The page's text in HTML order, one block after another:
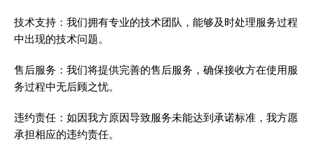
技术支持：我们拥有专业的技术团队，能够及时处理服务过程
中出现的技术问题。
售后服务：我们将提供完善的售后服务，确保接收方在使用服
务过程中无后顾之忧。
违约责任：如因我方原因导致服务未能达到承诺标准，我方愿
承担相应的违约责任。